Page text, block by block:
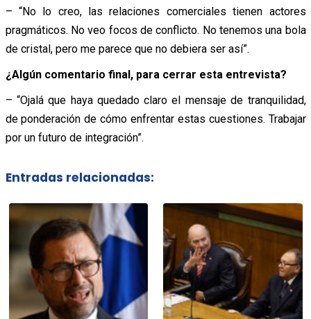
– “No lo creo, las relaciones comerciales tienen actores
pragmáticos. No veo focos de conflicto. No tenemos una bola
de cristal, pero me parece que no debiera ser así”.
¿Algún comentario final, para cerrar esta entrevista?
– “Ojalá que haya quedado claro el mensaje de tranquilidad,
de ponderación de cómo enfrentar estas cuestiones. Trabajar
por un futuro de integración”.
Entradas relacionadas: